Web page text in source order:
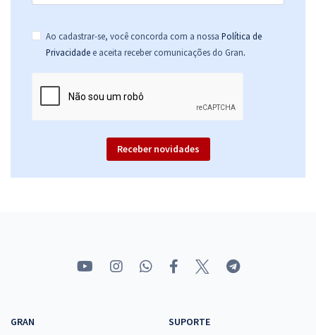
Ao cadastrar-se, você concorda com a nossa Política de
Privacidade e aceita receber comunicações do Gran.
Receber novidades
GRAN
SUPORTE